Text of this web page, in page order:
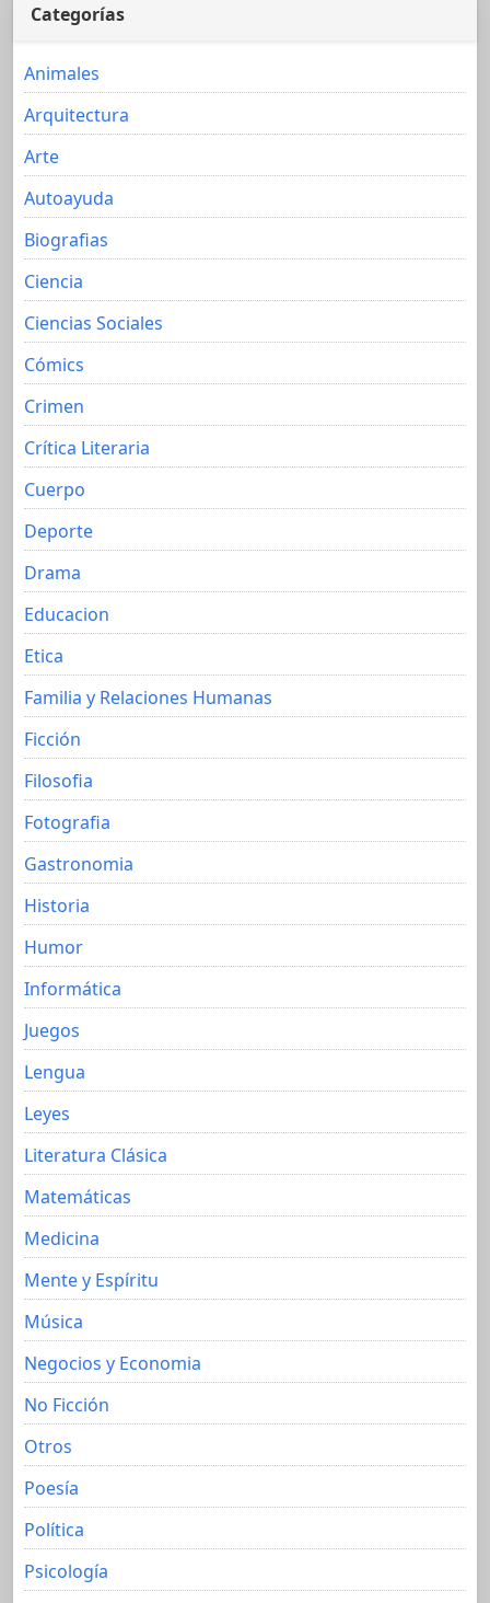
Categorías
Animales
Arquitectura
Arte
Autoayuda
Biografias
Ciencia
Ciencias Sociales
Cómics
Crimen
Crítica Literaria
Cuerpo
Deporte
Drama
Educacion
Etica
Familia y Relaciones Humanas
Ficción
Filosofia
Fotografia
Gastronomia
Historia
Humor
Informática
Juegos
Lengua
Leyes
Literatura Clásica
Matemáticas
Medicina
Mente y Espíritu
Música
Negocios y Economia
No Ficción
Otros
Poesía
Política
Psicología